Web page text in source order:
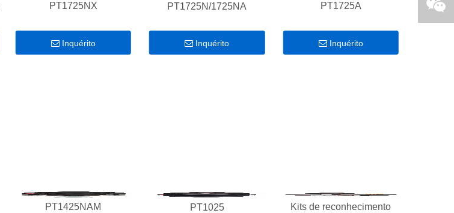
PT1725NX
Inquérito
PT1725N/1725NA
Inquérito
PT1725A
Inquérito
PT1425NAM PT1025 Kits de reconhecimento